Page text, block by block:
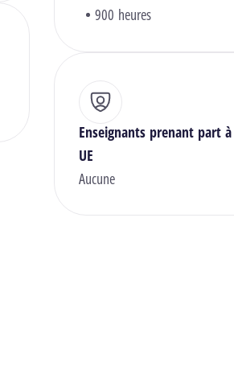
900 heures
Enseignants prenant part
UE
Aucune